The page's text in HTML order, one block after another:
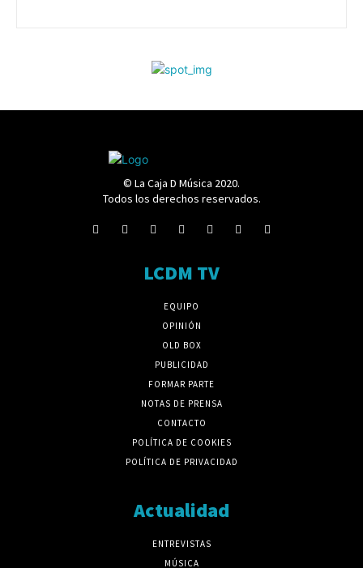
© La Caja D Música 2020.
Todos los derechos reservados.
LCDM TV
EQUIPO
OPINIÓN
OLD BOX
PUBLICIDAD
FORMAR PARTE
NOTAS DE PRENSA
CONTACTO
POLÍTICA DE COOKIES
POLÍTICA DE PRIVACIDAD
Actualidad
ENTREVISTAS
MÚSICA